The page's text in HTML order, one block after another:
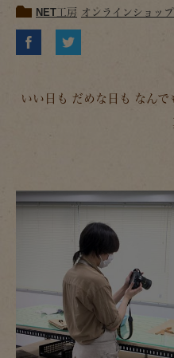
NET工房 オンラインショップ
いい日も だめな日も なん